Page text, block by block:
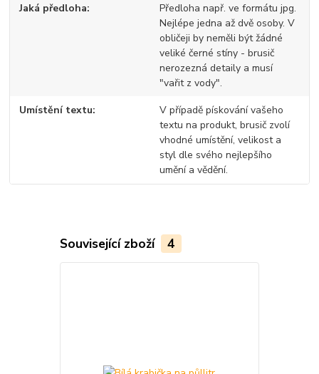
Jaká předloha
Předloha např. ve formátu jpg.
Nejlépe jedna až dvě osoby. V
obličeji by neměli být žádné
veliké černé stíny - brusič
nerozezná detaily a musí
"vařit z vody".
Umístění textu
V případě pískování vašeho
textu na produkt, brusič zvolí
vhodné umístění, velikost a
styl dle svého nejlepšího
umění a vědění.
Související zboží 4